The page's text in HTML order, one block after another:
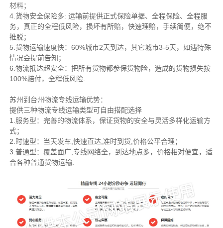
材料；
4.货物安全保险多: 运输前提供正式保险单据、全程保险、全程服
务，真正的全程低风险，损坏有所赔，快速理赔，手续简便，绝不
推脱；
5.货物运输速度快：60%城市2天到达，其它城市3-5天，如遇特殊
情况会提前告知；
6.物流抵达超安全：把所有货物都参保货物险，造成的货物损失按
100%赔付，全程低风险.
苏州到台州物流专线运输优势：
提供三种物流专线运输类型可自由搭配选择
1.服务型：完善的物流体系，保证货物的安全与灵活多样化运输方
式；
2.时速型：当天发车,快速直达,准时到货,价格公平合理；
3.普通型：覆盖面广,专线网络全，到达地点多，价格相对便宜，适
合各种普通货物运输.